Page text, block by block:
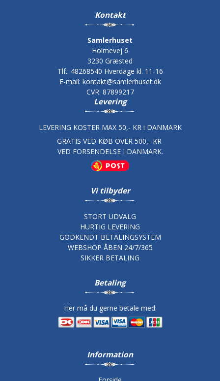
Kontakt
Samlerhuset
Holmevej 6
3230 Græsted
Tlf.: 48268540 Hverdage kl. 11-16
E-mail: kontakt@samlerhuset.dk
CVR: 87899217
Levering
LEVERING KOSTER MAX 50,- KR i DANMARK
GRATIS VED KØB OVER 500,- KR
VED FORSENDELSE I DANMARK.
Vi tilbyder
STORT UDVALG
HURTIG LEVERING
GODKENDT BETALINGSYSTEM
WEBSHOP ÅBEN 24/7/365
SIKKER BETALING
Betaling
Her må du gerne betale med:
Information